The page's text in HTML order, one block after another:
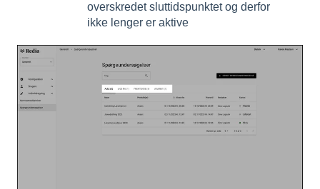
overskredet sluttidspunktet og derfor
ikke lenger er aktive